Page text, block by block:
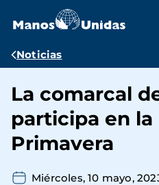
contenido
Ruta
navegación
Noticias
La comarcal
participa en la
Primavera
Miércoles, 10 mayo,